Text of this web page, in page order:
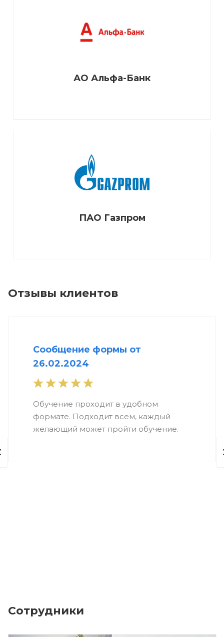
АО Альфа-Банк
ПАО Газпром
Отзывы клиентов
Сообщение формы от
26.02.2024
Обучение проходит в удобном
формате. Подходит всем, каждый
желающий может пройти обучение.
Сотрудники